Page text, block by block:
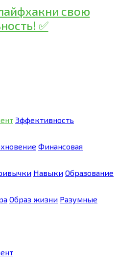
Эффективность
Финансовая
Навыки Образование
Образ жизни Разумные